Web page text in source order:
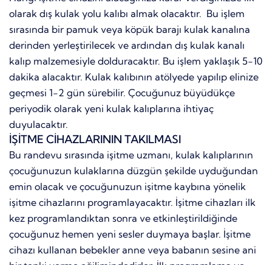
olarak dış kulak yolu kalıbı almak olacaktır. Bu işlem
sırasında bir pamuk veya köpük barajı kulak kanalına
derinden yerleştirilecek ve ardından dış kulak kanalı
kalıp malzemesiyle dolduracaktır. Bu işlem yaklaşık 5-10
dakika alacaktır. Kulak kalıbının atölyede yapılıp elinize
geçmesi 1-2 gün sürebilir. Çocuğunuz büyüdükçe
periyodik olarak yeni kulak kalıplarına ihtiyaç
duyulacaktır.
İŞİTME CİHAZLARININ TAKILMASI
Bu randevu sırasında işitme uzmanı, kulak kalıplarının
çocuğunuzun kulaklarına düzgün şekilde uyduğundan
emin olacak ve çocuğunuzun işitme kaybına yönelik
işitme cihazlarını programlayacaktır. İşitme cihazları ilk
kez programlandıktan sonra ve etkinleştirildiğinde
çocuğunuz hemen yeni sesler duymaya başlar. İşitme
cihazı kullanan bebekler anne veya babanın sesine ani